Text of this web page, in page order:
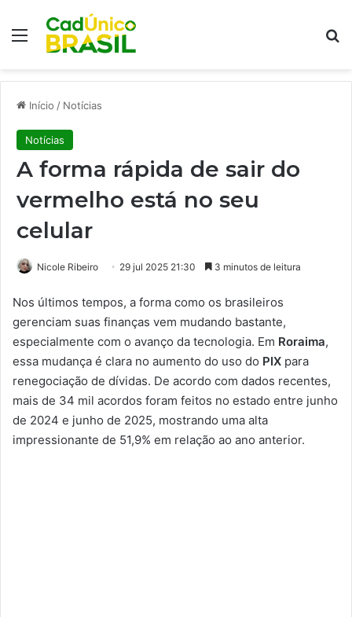
Menu
Início / Notícias
Notícias
A forma rápida de sair do
vermelho está no seu
celular
Nicole Ribeiro 29 jul 2025 21:30 3 minutos de leitura
Nos últimos tempos, a forma como os brasileiros
gerenciam suas finanças vem mudando bastante,
especialmente com o avanço da tecnologia. Em Roraima,
essa mudança é clara no aumento do uso do PIX para
renegociação de dívidas. De acordo com dados recentes,
mais de 34 mil acordos foram feitos no estado entre junho
de 2024 e junho de 2025, mostrando uma alta
impressionante de 51,9% em relação ao ano anterior.